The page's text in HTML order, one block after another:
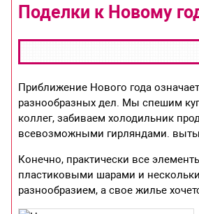
Поделки к Новому
Приближение Нового года
разнообразных дел. Мы спешим
коллег, забиваем холодильник
всевозможными гирляндами.
Конечно, практически все
пластиковыми шарами и
разнообразием, а свое жилье